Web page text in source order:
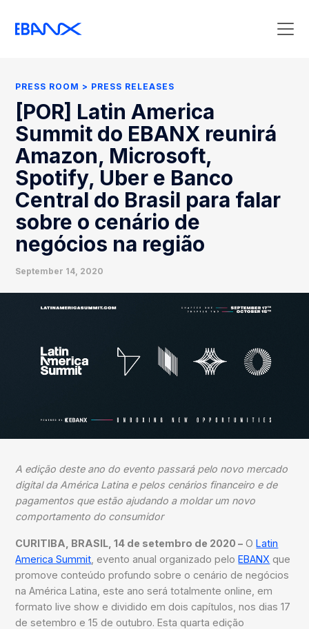
Clipping
Contact Press
PRESS ROOM PRESS RELEASES
[POR] Latin America
Summit do EBANX reunirá
Amazon, Microsoft,
Spotify, Uber e Banco
Central do Brasil para falar
sobre o cenário de
negócios na região
September 14, 2020
A edição deste ano do evento passará pelo novo mercado
digital da América Latina e pelos cenários financeiro e de
pagamentos que estão ajudando a moldar um novo
comportamento do consumidor
CURITIBA, BRASIL, 14 de setembro de 2020 – OLatin
America Summit , evento anual organizado peloEBANX que
promove conteúdo profundo sobre o cenário de negócios
na América Latina, este ano será totalmente online, em
formato live show e dividido em dois capítulos, nos dias 17
de setembro e 15 de outubro. Esta quarta edição